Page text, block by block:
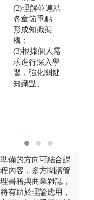
(2)理解並連結
各章節重點，
形成知識架
構；
(3)根據個人需
求進行深入學
習，強化關鍵
知識點。
準備的方向可結合課
程內容，多方閱讀管
理書籍與商業雜誌，
將有助於理論應用，